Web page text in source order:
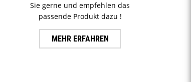
Sie gerne und empfehlen das
passende Produkt dazu !
MEHR ERFAHREN